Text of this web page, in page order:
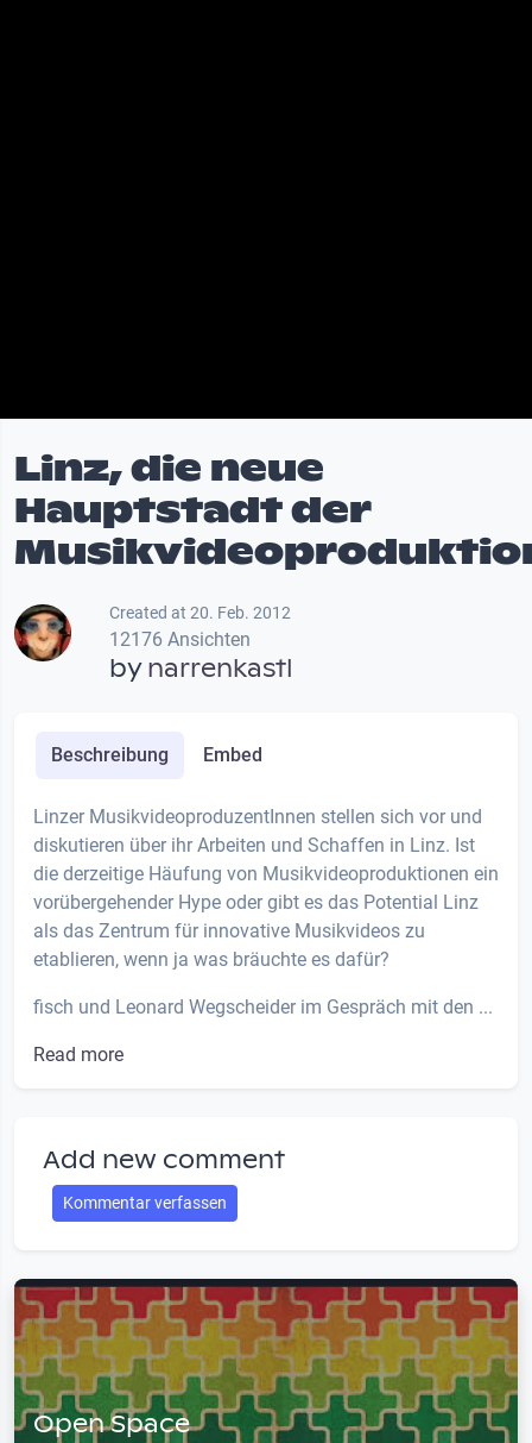
Linz, die neue
Hauptstadt der
Created at 20. Feb. 2012
12176 Ansichten
bynarrenkastl
Beschreibung Embed
Linzer MusikvideoproduzentInnen stellen sich vor und
diskutieren über ihr Arbeiten und Schaffen in Linz. Ist
die derzeitige Häufung von Musikvideoproduktionen ein
vorübergehender Hype oder gibt es das Potential Linz
als das Zentrum für innovative Musikvideos zu
etablieren, wenn ja was bräuchte es dafür?
fisch und Leonard Wegscheider im Gespräch mit den ...
Read more
Add new comment
Kommentar verfassen
Open Space